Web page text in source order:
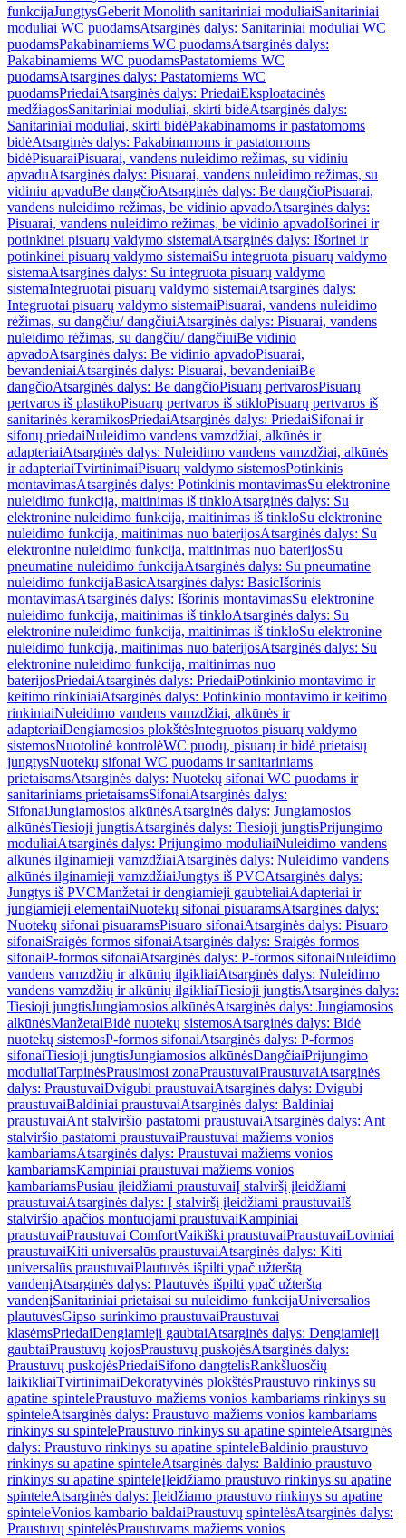
funkcijaJungtysGeberit Monolith sanitariniai moduliaiSanitariniai
moduliai WC puodamsAtsarginės dalys: Sanitariniai moduliai WC
puodamsPakabinamiems WC puodamsAtsarginės dalys:
Pakabinamiems WC puodamsPastatomiems WC
puodamsAtsarginės dalys: Pastatomiems WC
puodamsPriedaiAtsarginės dalys: PriedaiEksploatacinės
medžiagosSanitariniai moduliai, skirti bidėAtsarginės dalys:
Sanitariniai moduliai, skirti bidėPakabinamoms ir pastatomoms
bidėAtsarginės dalys: Pakabinamoms ir pastatomoms
bidėPisuaraiPisuarai, vandens nuleidimo režimas, su vidiniu
apvaduAtsarginės dalys: Pisuarai, vandens nuleidimo režimas, su
vidiniu apvaduBe dangčioAtsarginės dalys: Be dangčioPisuarai,
vandens nuleidimo režimas, be vidinio apvadoAtsarginės dalys:
Pisuarai, vandens nuleidimo režimas, be vidinio apvadoIšorinei ir
potinkinei pisuarų valdymo sistemaiAtsarginės dalys: Išorinei ir
potinkinei pisuarų valdymo sistemaiSu integruota pisuarų valdymo
sistemaAtsarginės dalys: Su integruota pisuarų valdymo
sistemaIntegruotai pisuarų valdymo sistemaiAtsarginės dalys:
Integruotai pisuarų valdymo sistemaiPisuarai, vandens nuleidimo
rėžimas, su dangčiu/ dangčiuiAtsarginės dalys: Pisuarai, vandens
nuleidimo rėžimas, su dangčiu/ dangčiuiBe vidinio
apvadoAtsarginės dalys: Be vidinio apvadoPisuarai,
bevandeniaiAtsarginės dalys: Pisuarai, bevandeniaiBe
dangčioAtsarginės dalys: Be dangčioPisuarų pertvarosPisuarų
pertvaros iš plastikoPisuarų pertvaros iš stikloPisuarų pertvaros iš
sanitarinės keramikosPriedaiAtsarginės dalys: PriedaiSifonai ir
sifonų priedaiNuleidimo vandens vamzdžiai, alkūnės ir
adapteriaiAtsarginės dalys: Nuleidimo vandens vamzdžiai, alkūnės
ir adapteriaiTvirtinimaiPisuarų valdymo sistemosPotinkinis
montavimasAtsarginės dalys: Potinkinis montavimasSu elektronine
nuleidimo funkcija, maitinimas iš tinkloAtsarginės dalys: Su
elektronine nuleidimo funkcija, maitinimas iš tinkloSu elektronine
nuleidimo funkcija, maitinimas nuo baterijosAtsarginės dalys: Su
elektronine nuleidimo funkcija, maitinimas nuo baterijosSu
pneumatine nuleidimo funkcijaAtsarginės dalys: Su pneumatine
nuleidimo funkcijaBasicAtsarginės dalys: BasicIšorinis
montavimasAtsarginės dalys: Išorinis montavimasSu elektronine
nuleidimo funkcija, maitinimas iš tinkloAtsarginės dalys: Su
elektronine nuleidimo funkcija, maitinimas iš tinkloSu elektronine
nuleidimo funkcija, maitinimas nuo baterijosAtsarginės dalys: Su
elektronine nuleidimo funkcija, maitinimas nuo
baterijosPriedaiAtsarginės dalys: PriedaiPotinkinio montavimo ir
keitimo rinkiniaiAtsarginės dalys: Potinkinio montavimo ir keitimo
rinkiniaiNuleidimo vandens vamzdžiai, alkūnės ir
adapteriaiDengiamosios plokštėsIntegruotos pisuarų valdymo
sistemosNuotolinė kontrolėWC puodų, pisuarų ir bidė prietaisų
jungtysNuotekų sifonai WC puodams ir sanitariniams
prietaisamsAtsarginės dalys: Nuotekų sifonai WC puodams ir
sanitariniams prietaisamsSifonaiAtsarginės dalys:
SifonaiJungiamosios alkūnėsAtsarginės dalys: Jungiamosios
alkūnėsTiesioji jungtisAtsarginės dalys: Tiesioji jungtisPrijungimo
moduliaiAtsarginės dalys: Prijungimo moduliaiNuleidimo vandens
alkūnės ilginamieji vamzdžiaiAtsarginės dalys: Nuleidimo vandens
alkūnės ilginamieji vamzdžiaiJungtys iš PVCAtsarginės dalys:
Jungtys iš PVCManžetai ir dengiamieji gaubteliaiAdapteriai ir
jungiamieji elementaiNuotekų sifonai pisuaramsAtsarginės dalys:
Nuotekų sifonai pisuaramsPisuaro sifonaiAtsarginės dalys: Pisuaro
sifonaiSraigės formos sifonaiAtsarginės dalys: Sraigės formos
sifonaiP-formos sifonaiAtsarginės dalys: P-formos sifonaiNuleidimo
vandens vamzdžių ir alkūnių ilgikliaiAtsarginės dalys: Nuleidimo
vandens vamzdžių ir alkūnių ilgikliaiTiesioji jungtisAtsarginės dalys:
Tiesioji jungtisJungiamosios alkūnėsAtsarginės dalys: Jungiamosios
alkūnėsManžetaiBidė nuotekų sistemosAtsarginės dalys: Bidė
nuotekų sistemosP-formos sifonaiAtsarginės dalys: P-formos
sifonaiTiesioji jungtisJungiamosios alkūnėsDangčiaiPrijungimo
moduliaiTarpinėsPrausimosi zonaPraustuvaiPraustuvaiAtsarginės
dalys: PraustuvaiDvigubi praustuvaiAtsarginės dalys: Dvigubi
praustuvaiBaldiniai praustuvaiAtsarginės dalys: Baldiniai
praustuvaiAnt stalviršio pastatomi praustuvaiAtsarginės dalys: Ant
stalviršio pastatomi praustuvaiPraustuvai mažiems vonios
kambariamsAtsarginės dalys: Praustuvai mažiems vonios
kambariamsKampiniai praustuvai mažiems vonios
kambariamsPusiau įleidžiami praustuvaiĮ stalviršį įleidžiami
praustuvaiAtsarginės dalys: Į stalviršį įleidžiami praustuvaiIš
stalviršio apačios montuojami praustuvaiKampiniai
praustuvaiPraustuvai ComfortVaikiški praustuvaiPraustuvaiLoviniai
praustuvaiKiti universalūs praustuvaiAtsarginės dalys: Kiti
universalūs praustuvaiPlautuvės išpilti ypač užterštą
vandenįAtsarginės dalys: Plautuvės išpilti ypač užterštą
vandenįSanitariniai prietaisai su nuleidimo funkcijaUniversalios
plautuvėsGipso surinkimo praustuvaiPraustuvai
klasėmsPriedaiDengiamieji gaubtaiAtsarginės dalys: Dengiamieji
gaubtaiPraustuvų kojosPraustuvų puskojėsAtsarginės dalys:
Praustuvų puskojėsPriedaiSifono dangtelisRankšluosčių
laikikliaiTvirtinimaiDekoratyvinės plokštėsPraustuvo rinkinys su
apatine spintelePraustuvo mažiems vonios kambariams rinkinys su
spinteleAtsarginės dalys: Praustuvo mažiems vonios kambariams
rinkinys su spintelePraustuvo rinkinys su apatine spinteleAtsarginės
dalys: Praustuvo rinkinys su apatine spinteleBaldinio praustuvo
rinkinys su apatine spinteleAtsarginės dalys: Baldinio praustuvo
rinkinys su apatine spinteleĮleidžiamo praustuvo rinkinys su apatine
spinteleAtsarginės dalys: Įleidžiamo praustuvo rinkinys su apatine
spinteleVonios kambario baldaiPraustuvų spintelėsAtsarginės dalys:
Praustuvų spintelėsPraustuvams mažiems vonios